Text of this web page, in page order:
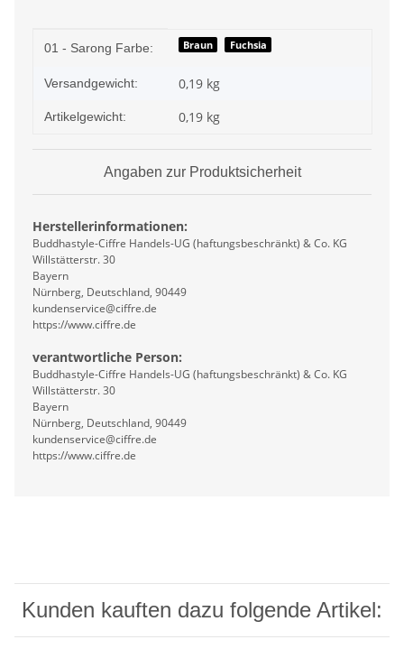
Produkteigenschaft
Wert
01 - Sarong Farbe: Braun Fuchsia
Versandgewicht: 0,19 kg
Artikelgewicht: 0,19 kg
Angaben zur Produktsicherheit
Herstellerinformationen:
Buddhastyle-Ciffre Handels-UG (haftungsbeschränkt) & Co. KG
Willstätterstr. 30
Bayern
Nürnberg, Deutschland, 90449
kundenservice@ciffre.de
https://www.ciffre.de
verantwortliche Person:
Buddhastyle-Ciffre Handels-UG (haftungsbeschränkt) & Co. KG
Willstätterstr. 30
Bayern
Nürnberg, Deutschland, 90449
kundenservice@ciffre.de
https://www.ciffre.de
Kunden kauften dazu folgende Artikel: